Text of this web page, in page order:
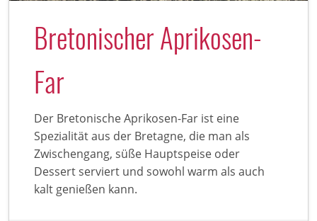
Bretonischer Aprikosen-
Far
Der Bretonische Aprikosen-Far ist eine
Spezialität aus der Bretagne, die man als
Zwischengang, süße Hauptspeise oder
Dessert serviert und sowohl warm als auch
kalt genießen kann.